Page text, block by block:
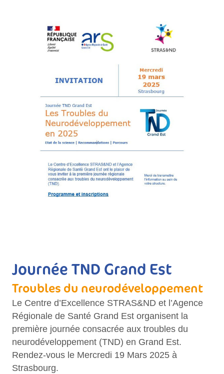
Journée TND Grand Est
Troubles du neurodéveloppement
Le Centre d’Excellence STRAS&ND et l’Agence
Régionale de Santé Grand Est organisent la
première journée consacrée aux troubles du
neurodéveloppement (TND) en Grand Est.
Rendez-vous le Mercredi 19 Mars 2025 à
Strasbourg.